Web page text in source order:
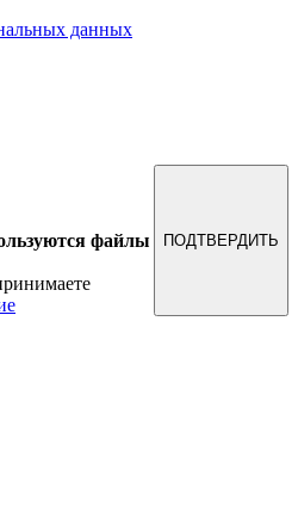
данных
файлы
ПОДТВЕРДИТЬ